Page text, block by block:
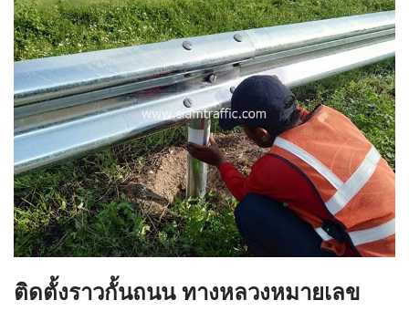
ติดตั้งราวกั้นถนน ทางหลวงหมายเลข